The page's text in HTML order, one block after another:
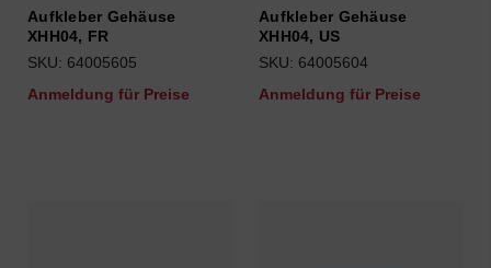
Aufkleber Gehäuse
XHH04, FR
SKU: 64005605
Anmeldung für Preise
Aufkleber Gehäuse
XHH04, US
SKU: 64005604
Anmeldung für Preise